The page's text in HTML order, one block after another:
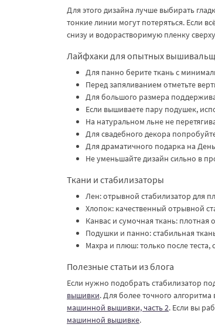
Для этого дизайна лучше выбирать
тонкие линии могут потеряться. Если
снизу и водорастворимую пленку
Лайфхаки для опытных
Для панно берите ткань с
Перед запяливанием отметьте
Для большого размера
Если вышиваете пару подушек,
На натуральном льне не
Для свадебного декора
Для драматичного подарка на
Не уменьшайте дизайн сильно в
Ткани и стабилизаторы
Лен: отрывной стабилизатор для
Хлопок: качественный отрывной
Канвас и сумочная ткань: плотная
Подушки и панно: стабильная
Махра и плюш: только после
Полезные статьи из блога
Если нужно подобрать стабилизатор
вышивки. Для более точного
машинной вышивки, часть 2. Если вы
машинной вышивке.